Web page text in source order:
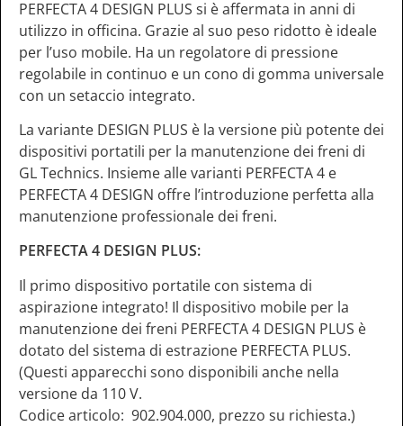
PERFECTA 4 DESIGN PLUS si è affermata in anni di
utilizzo in officina. Grazie al suo peso ridotto è ideale
per l’uso mobile. Ha un regolatore di pressione
regolabile in continuo e un cono di gomma universale
con un setaccio integrato.
La variante DESIGN PLUS è la versione più potente dei
dispositivi portatili per la manutenzione dei freni di
GL Technics. Insieme alle varianti PERFECTA 4 e
PERFECTA 4 DESIGN offre l’introduzione perfetta alla
manutenzione professionale dei freni.
PERFECTA 4 DESIGN PLUS:
Il primo dispositivo portatile con sistema di
aspirazione integrato! Il dispositivo mobile per la
manutenzione dei freni PERFECTA 4 DESIGN PLUS è
dotato del sistema di estrazione PERFECTA PLUS.
(Questi apparecchi sono disponibili anche nella
versione da 110 V.
Codice articolo: 902.904.000, prezzo su richiesta.)